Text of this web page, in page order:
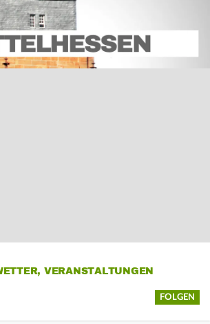
VERANSTALTUNGEN
FOLGEN